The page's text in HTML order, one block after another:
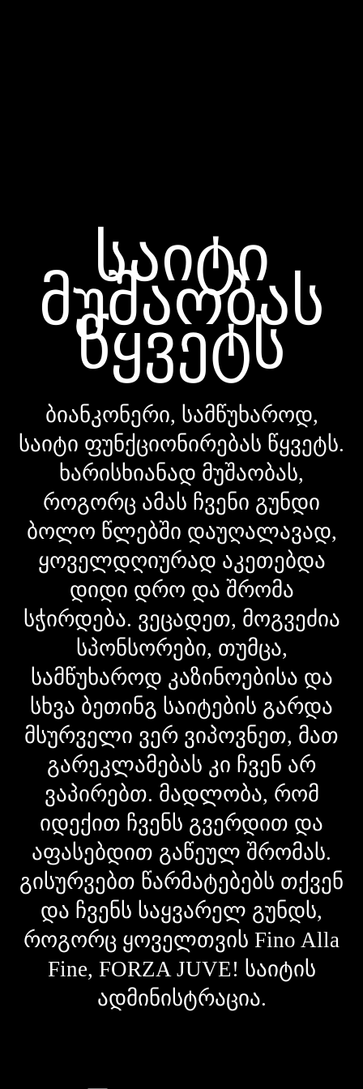
საიტი
მუშაობას
წყვეტს
ბიანკონერი, სამწუხაროდ,
საიტი ფუნქციონირებას წყვეტს.
ხარისხიანად მუშაობას,
როგორც ამას ჩვენი გუნდი
ბოლო წლებში დაუღალავად,
ყოველდღიურად აკეთებდა
დიდი დრო და შრომა
სჭირდება. ვეცადეთ, მოგვეძია
სპონსორები, თუმცა,
სამწუხაროდ კაზინოებისა და
სხვა ბეთინგ საიტების გარდა
მსურველი ვერ ვიპოვნეთ, მათ
გარეკლამებას კი ჩვენ არ
ვაპირებთ. მადლობა, რომ
იდექით ჩვენს გვერდით და
აფასებდით გაწეულ შრომას.
გისურვებთ წარმატებებს თქვენ
და ჩვენს საყვარელ გუნდს,
როგორც ყოველთვის Fino Alla
Fine, FORZA JUVE! საიტის
ადმინისტრაცია.